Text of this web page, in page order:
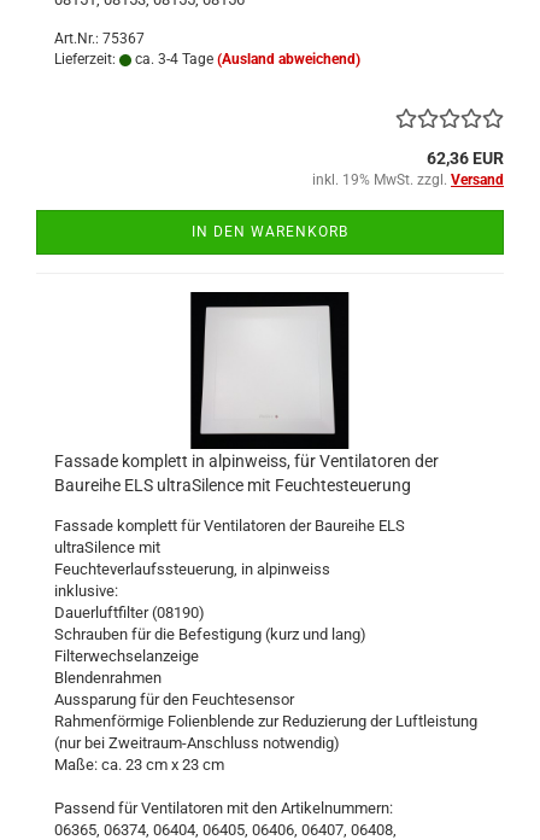
Art.Nr.: 75367
Lieferzeit:
ca. 3-4 Tage (Ausland abweichend)
62,36 EUR
inkl. 19% MwSt. zzgl. Versand
IN DEN WARENKORB
Fassade komplett in alpinweiss, für Ventilatoren der
Baureihe ELS ultraSilence mit Feuchtesteuerung
Fassade komplett für Ventilatoren der Baureihe ELS
ultraSilence mit
Feuchteverlaufssteuerung, in alpinweiss
inklusive:
Dauerluftfilter (08190)
Schrauben für die Befestigung (kurz und lang)
Filterwechselanzeige
Blendenrahmen
Aussparung für den Feuchtesensor
Rahmenförmige Folienblende zur Reduzierung der Luftleistung
(nur bei Zweitraum-Anschluss notwendig)
Maße: ca. 23 cm x 23 cm
Passend für Ventilatoren mit den Artikelnummern:
06365, 06374, 06404, 06405, 06406, 06407, 06408,